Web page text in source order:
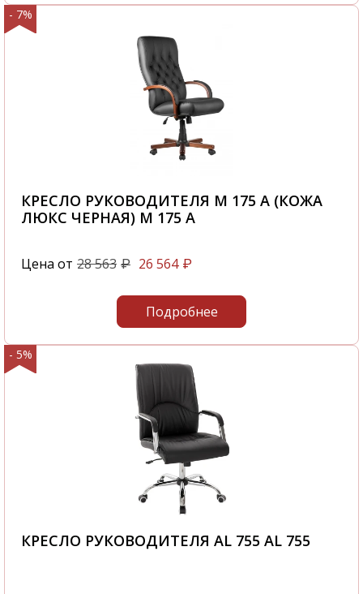
- 7%
КРЕСЛО РУКОВОДИТЕЛЯ M 175 A (КОЖА
ЛЮКС ЧЕРНАЯ) M 175 A
Цена от 28 563 ₽ 26 564 ₽
Подробнее
- 5%
КРЕСЛО РУКОВОДИТЕЛЯ AL 755 AL 755